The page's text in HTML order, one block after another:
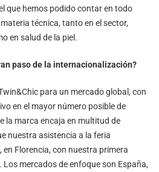
que hemos podido contar en todo
técnica, tanto en el sector,
en salud de la piel.
paso de la internacionalización?
para un mercado global, con
en el mayor número posible de
la marca encaja en multitud de
nuestra asistencia a la feria
Florencia, con nuestra primera
mercados de enfoque son España,